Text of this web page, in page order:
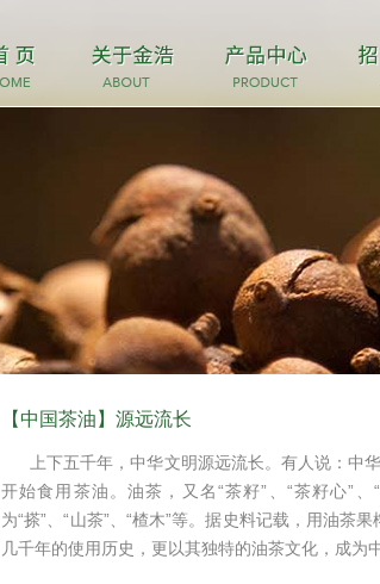
【中国茶油】源远流长
上下五千年，中华文明源远流长。有人说：
开始食用茶油。油茶，又名“茶籽”、“茶籽心”
为“搽”、“山茶”、“楂木”等。据史料记载，用油茶
几千年的使用历史，更以其独特的油茶文化，成为